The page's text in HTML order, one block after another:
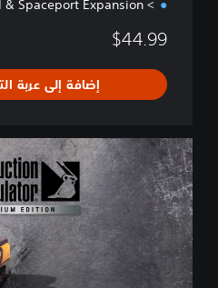
> Airfield & Spaceport Expansion
$44.99
إضافة إلى عربة
T
i
t
a
n
i
u
m
E